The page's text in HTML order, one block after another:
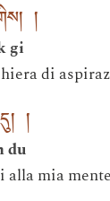
།
gi
di
།
du
alla mia